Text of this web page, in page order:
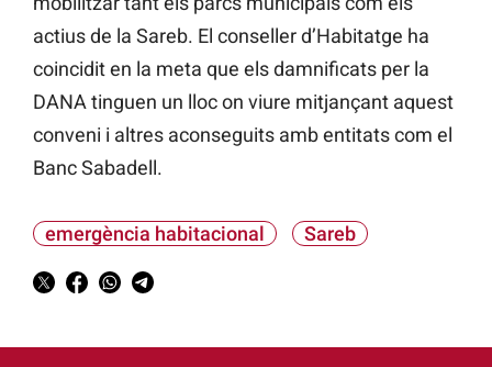
actius de la Sareb. El conseller d’Habitatge ha
coincidit en la meta que els damnificats per la
DANA tinguen un lloc on viure mitjançant aquest
conveni i altres aconseguits amb entitats com el
Banc Sabadell.
emergència habitacional Sareb